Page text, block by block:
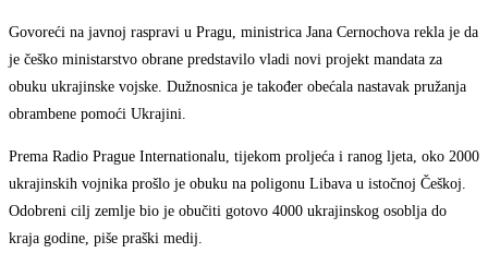
Govoreći na javnoj raspravi u Pragu, ministrica Jana Cernochova rekla je da
je češko ministarstvo obrane predstavilo vladi novi projekt mandata za
obuku ukrajinske vojske. Dužnosnica je također obećala nastavak pružanja
obrambene pomoći Ukrajini.
Prema Radio Prague Internationalu, tijekom proljeća i ranog ljeta, oko 2000
ukrajinskih vojnika prošlo je obuku na poligonu Libava u istočnoj Češkoj.
Odobreni cilj zemlje bio je obučiti gotovo 4000 ukrajinskog osoblja do
kraja godine, piše praški medij.